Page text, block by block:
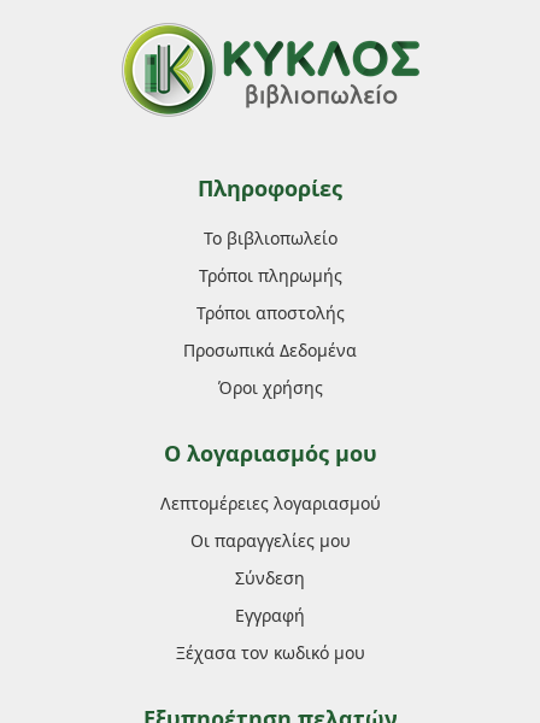
Πληροφορίες
Το βιβλιοπωλείο
Τρόποι πληρωμής
Τρόποι αποστολής
Προσωπικά Δεδομένα
Όροι χρήσης
Ο λογαριασμός μου
Λεπτομέρειες λογαριασμού
Οι παραγγελίες μου
Σύνδεση
Εγγραφή
Ξέχασα τον κωδικό μου